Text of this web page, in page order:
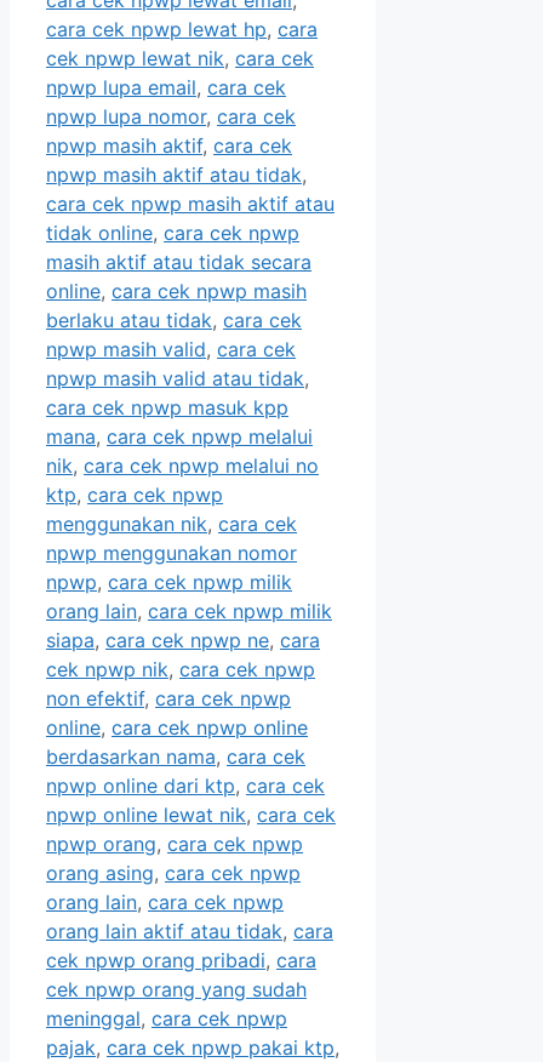
cara cek npwp lewat hp, cara
cek npwp lewat nik, cara cek
npwp lupa email, cara cek
npwp lupa nomor, cara cek
npwp masih aktif, cara cek
npwp masih aktif atau tidak,
cara cek npwp masih aktif atau
tidak online, cara cek npwp
masih aktif atau tidak secara
online, cara cek npwp masih
berlaku atau tidak, cara cek
npwp masih valid, cara cek
npwp masih valid atau tidak,
cara cek npwp masuk kpp
mana, cara cek npwp melalui
nik, cara cek npwp melalui no
ktp, cara cek npwp
menggunakan nik, cara cek
npwp menggunakan nomor
npwp, cara cek npwp milik
orang lain, cara cek npwp milik
siapa, cara cek npwp ne, cara
cek npwp nik, cara cek npwp
non efektif, cara cek npwp
online, cara cek npwp online
berdasarkan nama, cara cek
npwp online dari ktp, cara cek
npwp online lewat nik, cara cek
npwp orang, cara cek npwp
orang asing, cara cek npwp
orang lain, cara cek npwp
orang lain aktif atau tidak, cara
cek npwp orang pribadi, cara
cek npwp orang yang sudah
meninggal, cara cek npwp
pajak, cara cek npwp pakai ktp,